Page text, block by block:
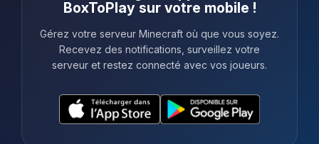
BoxToPlay sur votre mobile !
Gérez votre serveur Minecraft où que vous soyez.
Recevez des notifications, surveillez votre
serveur et restez connecté avec vos joueurs.